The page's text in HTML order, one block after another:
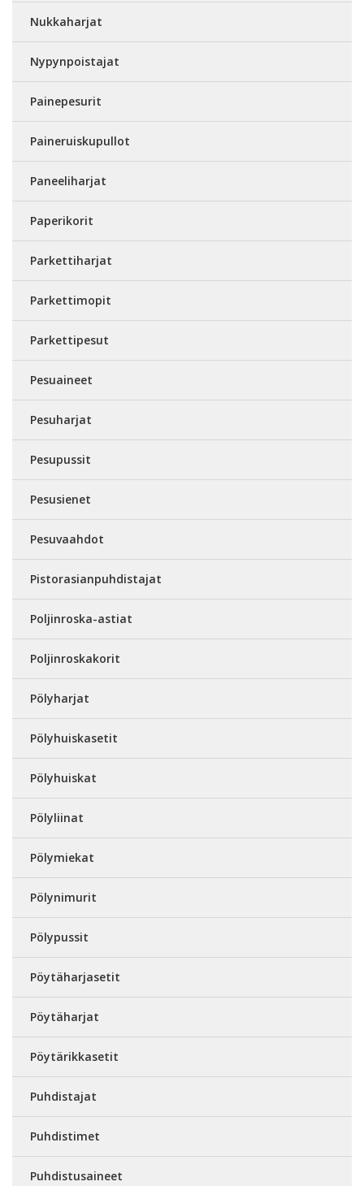
Nukkaharjat
Nypynpoistajat
Painepesurit
Paineruiskupullot
Paneeliharjat
Paperikorit
Parkettiharjat
Parkettimopit
Parkettipesut
Pesuaineet
Pesuharjat
Pesupussit
Pesusienet
Pesuvaahdot
Pistorasianpuhdistajat
Poljinroska-astiat
Poljinroskakorit
Pölyharjat
Pölyhuiskasetit
Pölyhuiskat
Pölyliinat
Pölymiekat
Pölynimurit
Pölypussit
Pöytäharjasetit
Pöytäharjat
Pöytärikkasetit
Puhdistajat
Puhdistimet
Puhdistusaineet